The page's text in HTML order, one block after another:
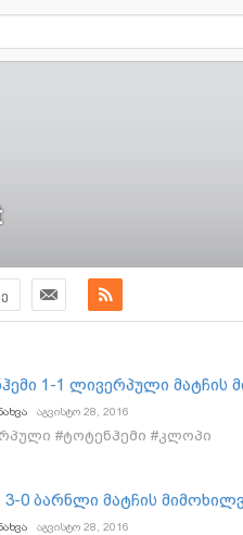
1-1 ლივერპული
აგვისტო 28, 2016
#ტოტენჰემი #კლოპი
3-0 ბარნლი მატჩის
აგვისტო 28, 2016